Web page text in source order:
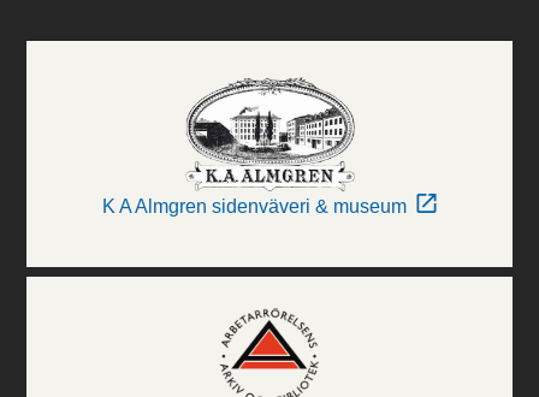
K A Almgren sidenväveri & museum